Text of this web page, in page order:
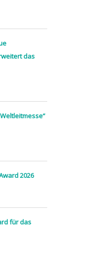
das
2026
für das